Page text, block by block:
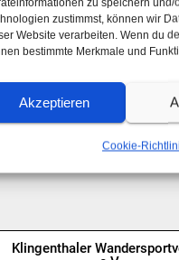
zustimmst, können wir
Website verarbeiten. Wenn du
bestimmte Merkmale und
Akzeptieren
Cookie-
Klingenthaler